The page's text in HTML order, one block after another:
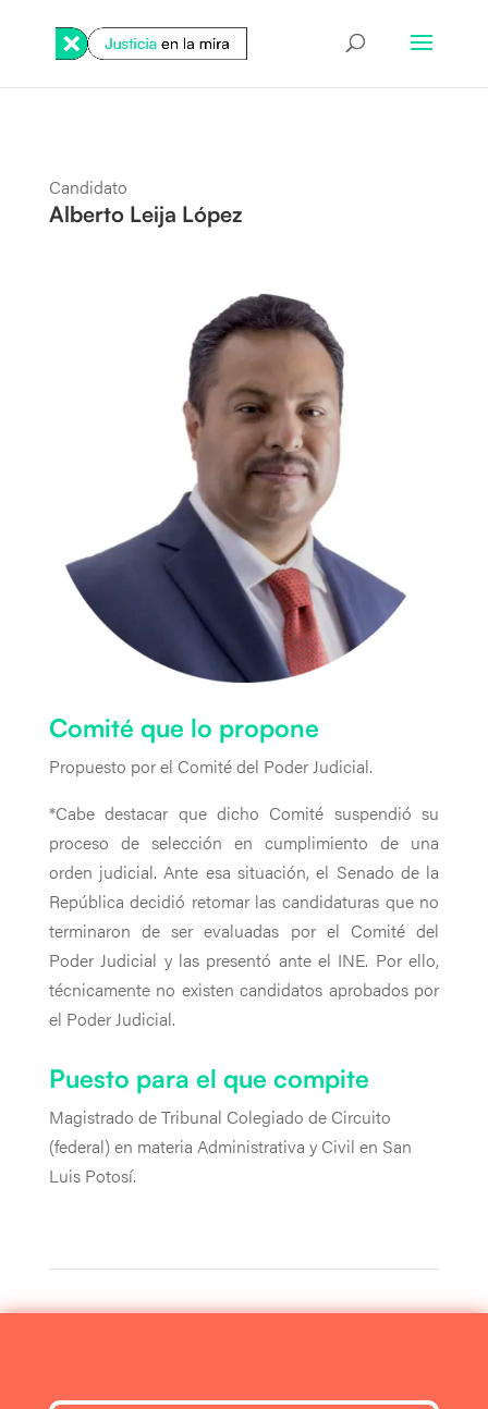
Candidato
Alberto Leija López
Comité que lo propone
Propuesto por el Comité del Poder Judicial.
*Cabe destacar que dicho Comité suspendió su
proceso de selección en cumplimiento de una
orden judicial. Ante esa situación, el Senado de la
República decidió retomar las candidaturas que no
terminaron de ser evaluadas por el Comité del
Poder Judicial y las presentó ante el INE. Por ello,
técnicamente no existen candidatos aprobados por
el Poder Judicial.
Puesto para el que compite
Magistrado de Tribunal Colegiado de Circuito
(federal) en materia Administrativa y Civil en San
Luis Potosí.